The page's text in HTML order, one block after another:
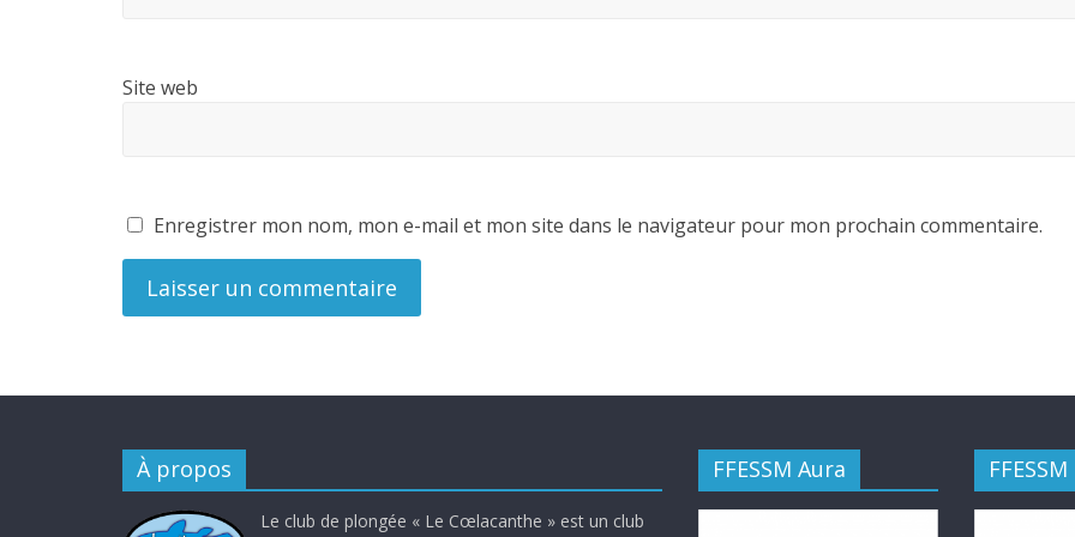
Site web
Enregistrer mon nom, mon e-mail et mon site dans le navigateur pour mon prochain commentaire.
À propos
Le club de plongée « Le Cœlacanthe » est un club
FFESSM Aura FFESSM